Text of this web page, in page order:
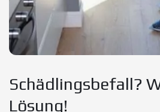
Schädlingsbefall?
Lösung!